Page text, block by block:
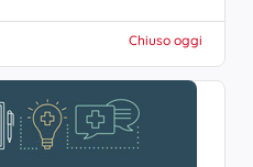
Chiuso oggi